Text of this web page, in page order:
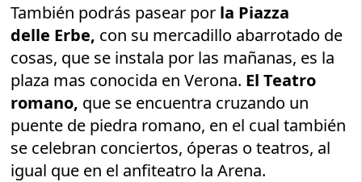
También podrás pasear por la Piazza
delle Erbe, con su mercadillo abarrotado de
cosas, que se instala por las mañanas, es la
plaza mas conocida en Verona. El Teatro
romano, que se encuentra cruzando un
puente de piedra romano, en el cual también
se celebran conciertos, óperas o teatros, al
igual que en el anfiteatro la Arena.